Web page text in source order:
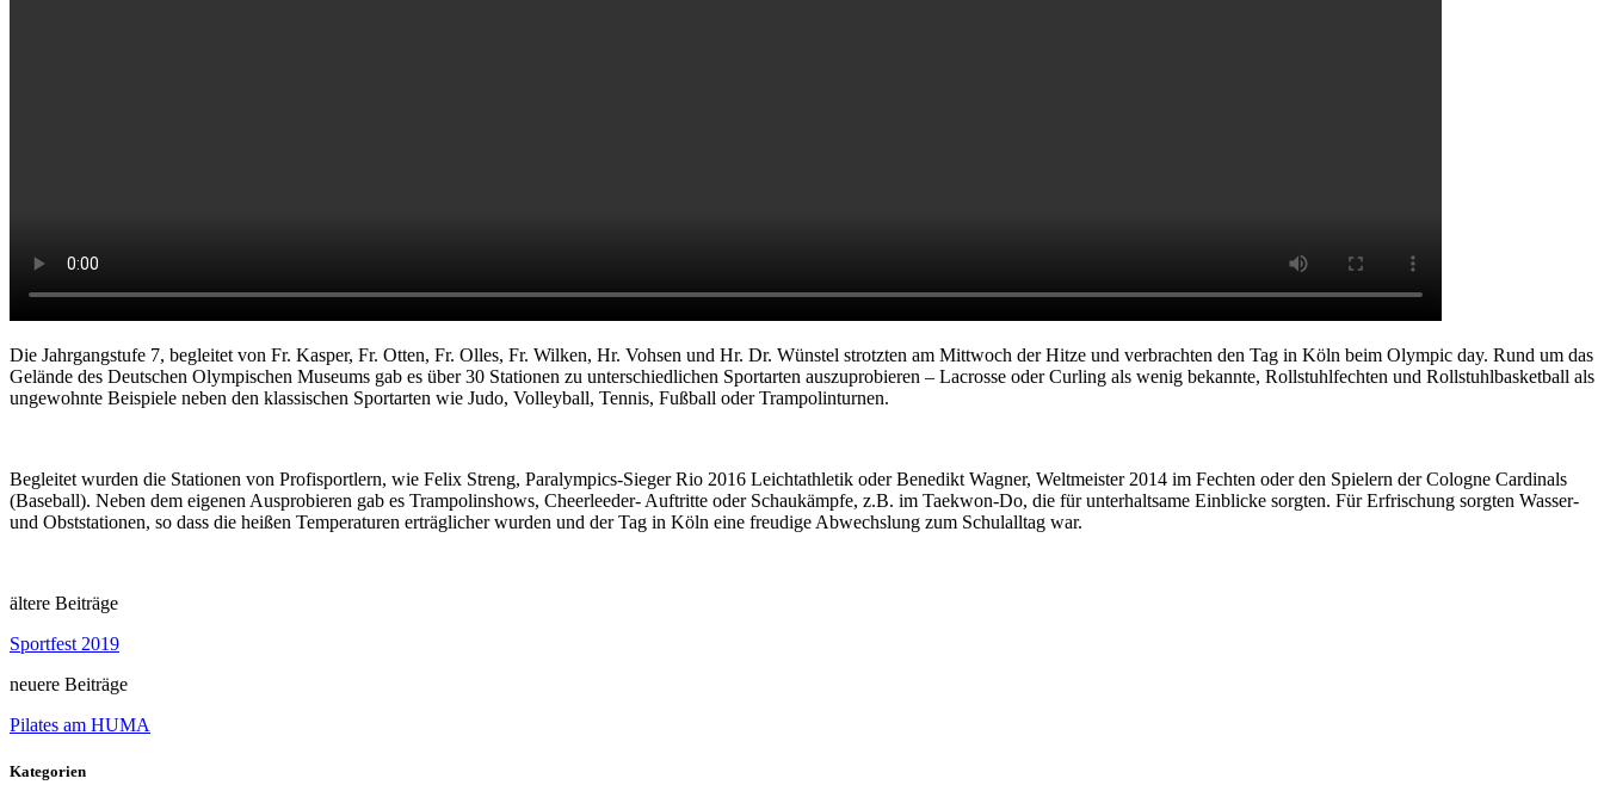
Die Jahrgangstufe 7, begleitet von Fr. Kasper, Fr. Otten, Fr. Olles, Fr. Wilken, Hr. Vohsen und Hr. Dr. Wünstel strotzten am Mittwoch der Hitze und verbrachten den Tag in Köln beim Olympic day. Rund um das
Gelände des Deutschen Olympischen Museums gab es über 30 Stationen zu unterschiedlichen Sportarten auszuprobieren – Lacrosse oder Curling als wenig bekannte, Rollstuhlfechten und Rollstuhlbasketball als
ungewohnte Beispiele neben den klassischen Sportarten wie Judo, Volleyball, Tennis, Fußball oder Trampolinturnen.
Begleitet wurden die Stationen von Profisportlern, wie Felix Streng, Paralympics-Sieger Rio 2016 Leichtathletik oder Benedikt Wagner, Weltmeister 2014 im Fechten oder den Spielern der Cologne Cardinals
(Baseball). Neben dem eigenen Ausprobieren gab es Trampolinshows, Cheerleeder- Auftritte oder Schaukämpfe, z.B. im Taekwon-Do, die für unterhaltsame Einblicke sorgten. Für Erfrischung sorgten Wasser-
und Obststationen, so dass die heißen Temperaturen erträglicher wurden und der Tag in Köln eine freudige Abwechslung zum Schulalltag war.
ältere Beiträge
Sportfest 2019
neuere Beiträge
Pilates am HUMA
Kategorien